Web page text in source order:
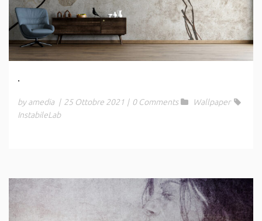
.
by amedia | 25 Ottobre 2021 | 0 Comments
Wallpaper
InstabileLab